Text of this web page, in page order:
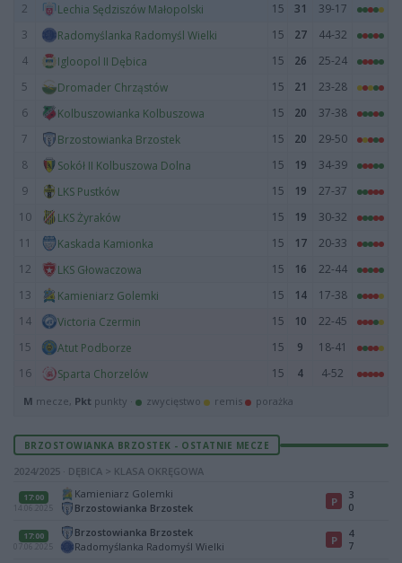
2 Lechia Sędziszów Małopolski 15 31
39-17
3
Radomyślanka Radomyśl Wielki 15 27
44-32
4
Igloopol II Dębica 15 26
25-24
5
Dromader Chrząstów 15 21
23-28
6
Kolbuszowianka Kolbuszowa 15 20
37-38
7
Brzostowianka Brzostek 15 20
29-50
8
Sokół II Kolbuszowa Dolna 15 19
34-39
9
LKS Pustków 15 19
27-37
10
LKS Żyraków 15 19
30-32
11
Kaskada Kamionka 15 17
20-33
12
LKS Głowaczowa 15 16
22-44
13
Kamieniarz Golemki 15 14
17-38
14
Victoria Czermin 15 10
22-45
15
Atut Podborze 15 9
18-41
16
Sparta Chorzelów 15 4 4-52
M mecze, Pkt punkty · zwycięstwo remis porażka
BRZOSTOWIANKA BRZOSTEK - OSTATNIE MECZE
2024/2025 · DĘBICA > KLASA OKRĘGOWA
17:00
14.06.2025
Kamieniarz Golemki
Brzostowianka Brzostek
P
3
0
17:00
07.06.2025
Brzostowianka Brzostek
Radomyślanka Radomyśl Wielki
P
4
7